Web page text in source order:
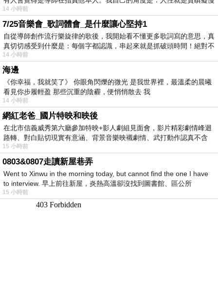
14 小時前
7/25音樂會_歌詞體會_是什麼讓心堅持1
自從導師創作流行樂旋律的歌後，我開始看不懂更多歌詞寫的意思，真
真切切感受到什麼是：每個字都認識，串起來就是抓破頭時間！絕對不
14 小時前
海邊
《你幸福，我就笑了》 你眼角閃爍的微光 是我世界裡，最溫柔的晨曦
看見你步履輕盈 那些沉重的陰霾，便悄悄散去 我
14 小時前
網紅老爸_國片特映和映後
在北市信義威秀第六廳參加特映+影人劇組見面會，影片精彩劇情峰迴
路轉、對白貼切現實有意涵、背景音樂映襯劇情、武打動作認真不含
糊、
15 小時前
0803&0807走讀新屋巷弄
Went to Xinwu in the morning today, but cannot find the one I have
to interview. 早上前往新屋，炎熱高溫卻沒找到圖書館、區公所
15 小時前